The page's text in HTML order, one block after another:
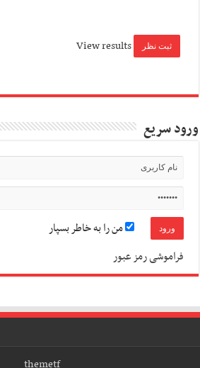
View results
ورود سریع
من را به خاطر بسپار
فراموشی رمز عبور